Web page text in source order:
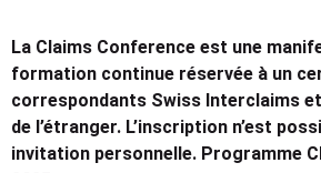
La Claims Conference est une
formation continue réservée à un
correspondants Swiss Interclaims
de l’étranger. L’inscription n’est
invitation personnelle. Programme